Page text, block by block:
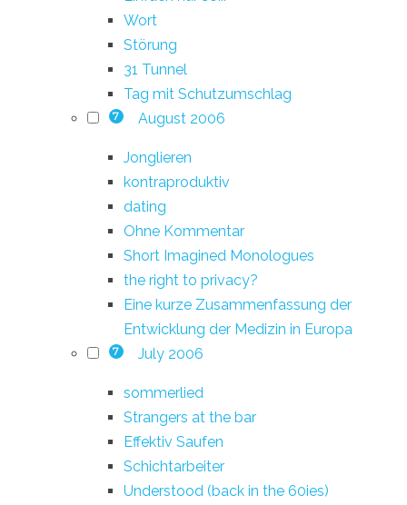
Wort
Störung
31 Tunnel
Tag mit Schutzumschlag
7 August 2006
Jonglieren
kontraproduktiv
dating
Ohne Kommentar
Short Imagined Monologues
the right to privacy?
Eine kurze Zusammenfassung der
Entwicklung der Medizin in Europa
7 July 2006
sommerlied
Strangers at the bar
Effektiv Saufen
Schichtarbeiter
Understood (back in the 60ies)